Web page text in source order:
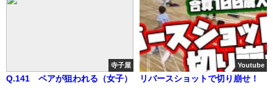
寺子屋
Q.141 ペアが狙われる（女子）
Youtube
リバースショットで切り崩せ！